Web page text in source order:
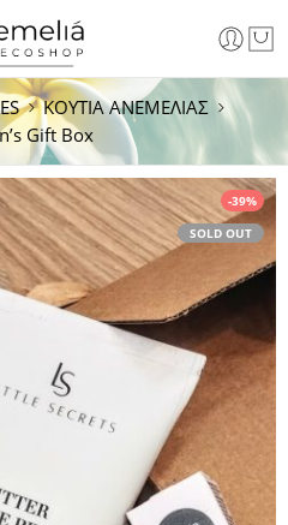
ΚΟΥΤΙΑ ΑΝΕΜΕΛΙΑΣ
Gift Box
-39%
SOLD OUT